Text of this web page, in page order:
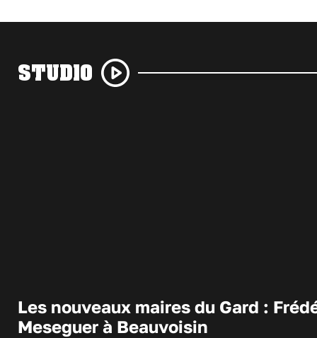
STUDIO
Les nouveaux maires du Gard :
Meseguer à Beauvoisin